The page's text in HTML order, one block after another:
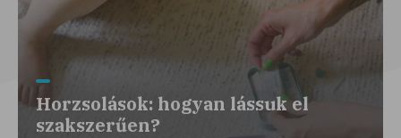
Horzsolások: hogyan lássuk el
szakszerűen?